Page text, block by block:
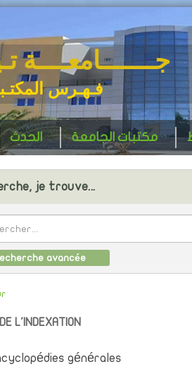
فـهـرس
الحدث مكتبات الجامعة
je trouve...
avancée
L'INDEXATION
générales